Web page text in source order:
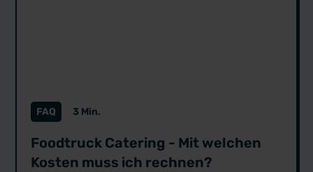
FAQ 3 Min.
Foodtruck Catering - Mit welchen
Kosten muss ich rechnen?